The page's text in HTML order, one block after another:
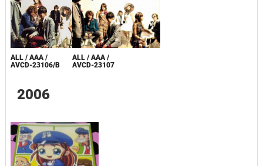
ALL / AAA /
AVCD-23106/B
ALL / AAA /
AVCD-23107
2006